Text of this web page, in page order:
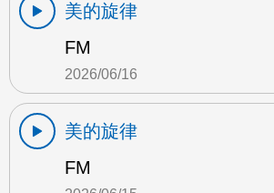
美的旋律
FM
2026/06/16
美的旋律
FM